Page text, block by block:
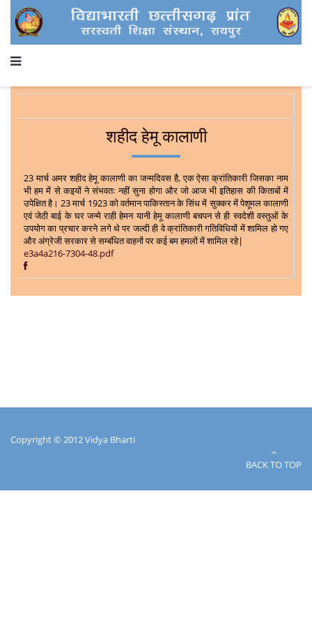
शहीद हेमू कालाणी
23 मार्च अमर शहीद हेमू कालाणी का जन्मदिवस है, एक ऐसा क्रांतिकारी जिसका नाम
भी हम में से कइयों ने संभवतः नहीं सुना होगा और जो आज भी इतिहास की किताबों में
उपेक्षित है। 23 मार्च 1923 को वर्तमान पाकिस्तान के सिंध में सुक्कर में पेशूमल कालाणी
एवं जेठी बाई के घर जन्मे राही हेमन यानी हेमू कालाणी बचपन से ही स्वदेशी वस्तुओं के
उपयोग का प्रचार करने लगे थे पर जल्दी ही वे क्रांतिकारी गतिविधियों में शामिल हो गए
और अंग्रेजी सरकार से सम्बंधित वाहनों पर कई बम हमलों में शामिल रहे|
e3a4a216-7304-48.pdf
Copyright © 2012 Vidya Bharti
BACK TO TOP